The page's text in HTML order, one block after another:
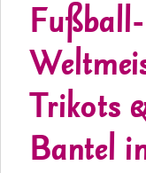
Fußball-
Trikots
Bantel